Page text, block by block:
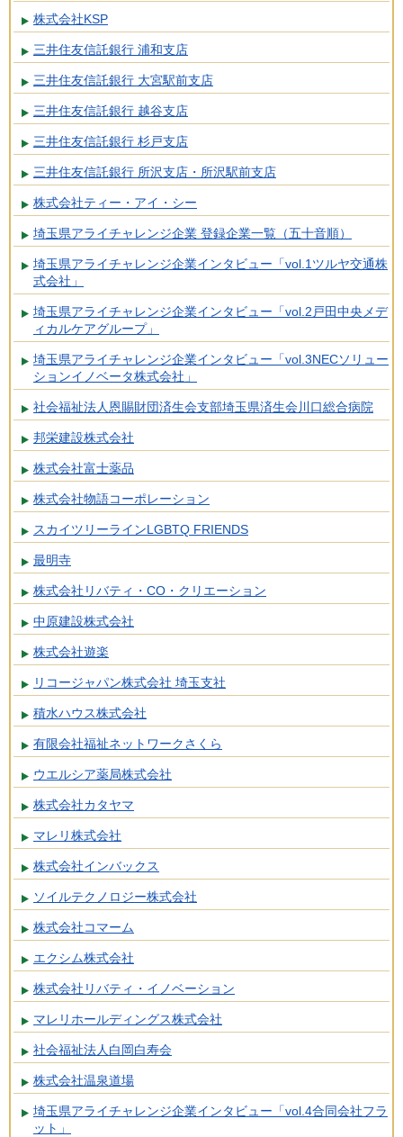
株式会社KSP
三井住友信託銀行 浦和支店
三井住友信託銀行 大宮駅前支店
三井住友信託銀行 越谷支店
三井住友信託銀行 杉戸支店
三井住友信託銀行 所沢支店・所沢駅前支店
株式会社ティー・アイ・シー
埼玉県アライチャレンジ企業 登録企業一覧（五十音順）
埼玉県アライチャレンジ企業インタビュー「vol.1ツルヤ交通株
式会社」
埼玉県アライチャレンジ企業インタビュー「vol.2戸田中央メデ
ィカルケアグループ」
埼玉県アライチャレンジ企業インタビュー「vol.3NECソリュー
ションイノベータ株式会社」
社会福祉法人恩賜財団済生会支部埼玉県済生会川口総合病院
邦栄建設株式会社
株式会社富士薬品
株式会社物語コーポレーション
スカイツリーラインLGBTQ FRIENDS
最明寺
株式会社リバティ・CO・クリエーション
中原建設株式会社
株式会社遊楽
リコージャパン株式会社 埼玉支社
積水ハウス株式会社
有限会社福祉ネットワークさくら
ウエルシア薬局株式会社
株式会社カタヤマ
マレリ株式会社
株式会社インバックス
ソイルテクノロジー株式会社
株式会社コマーム
エクシム株式会社
株式会社リバティ・イノベーション
マレリホールディングス株式会社
社会福祉法人白岡白寿会
株式会社温泉道場
埼玉県アライチャレンジ企業インタビュー「vol.4合同会社フラ
ット」